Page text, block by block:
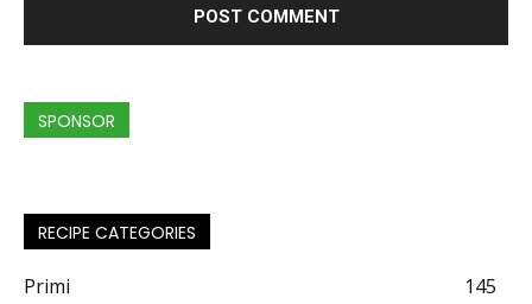
SPONSOR
RECIPE CATEGORIES
Primi
145